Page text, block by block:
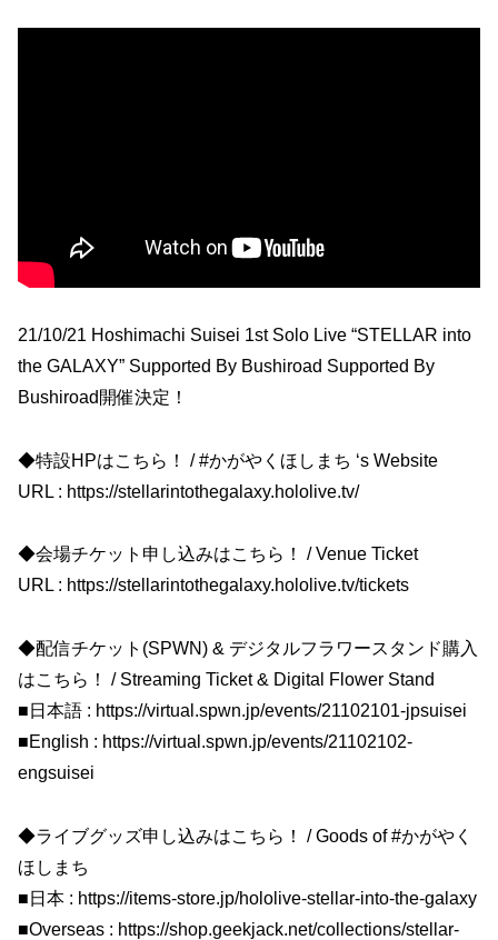
21/10/21 Hoshimachi Suisei 1st Solo Live “STELLAR into
the GALAXY” Supported By Bushiroad Supported By
Bushiroad開催決定！
◆特設HPはこちら！ / #かがやくほしまち ‘s Website
URL : https://stellarintothegalaxy.hololive.tv/
◆会場チケット申し込みはこちら！ / Venue Ticket
URL : https://stellarintothegalaxy.hololive.tv/tickets
◆配信チケット(SPWN) & デジタルフラワースタンド購入
はこちら！ / Streaming Ticket & Digital Flower Stand
■日本語 : https://virtual.spwn.jp/events/21102101-jpsuisei
■English : https://virtual.spwn.jp/events/21102102-
engsuisei
◆ライブグッズ申し込みはこちら！ / Goods of #かがやく
ほしまち
■日本 : https://items-store.jp/hololive-stellar-into-the-galaxy
■Overseas : https://shop.geekjack.net/collections/stellar-